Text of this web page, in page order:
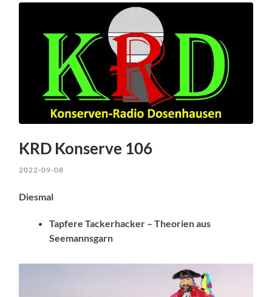
KRD Konserve 106
2022-09-08
Diesmal
Tapfere Tackerhacker – Theorien aus
Seemannsgarn